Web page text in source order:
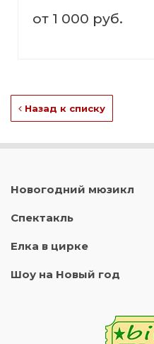
от 1 000 руб.
Назад к списку
Новогодний мюзикл
Спектакль
Елка в цирке
Шоу на Новый год